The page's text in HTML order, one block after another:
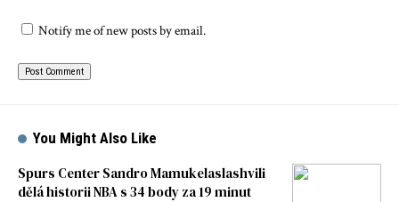
Notify me of new posts by email.
You Might Also Like
Spurs Center Sandro Mamukelaslashvili
dělá historii NBA s 34 body za 19 minut